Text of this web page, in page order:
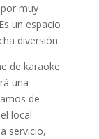
muy
un espacio
diversión.
de karaoke
una
de
local
servicio,